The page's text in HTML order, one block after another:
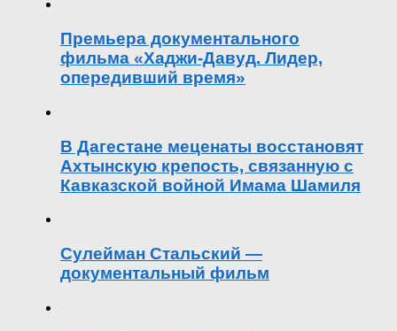
Премьера документального
фильма «Хаджи-Давуд. Лидер,
опередивший время»
В Дагестане меценаты восстановят
Ахтынскую крепость, связанную с
Кавказской войной Имама Шамиля
Сулейман Стальский —
документальный фильм